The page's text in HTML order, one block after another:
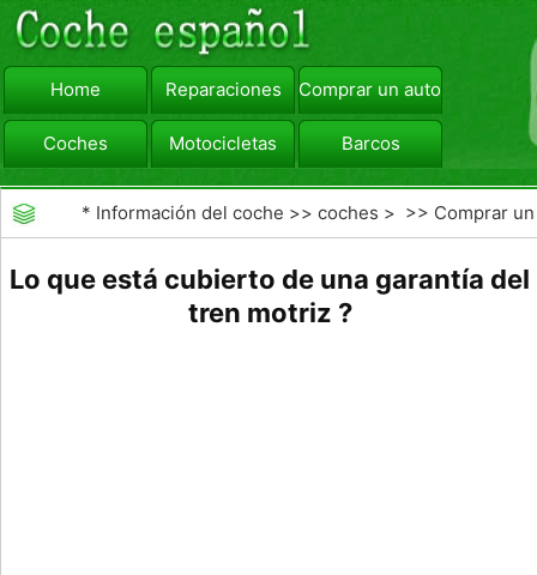
Home Reparaciones Comprar un automóvil
Coches Motocicletas Barcos
viajar Camiones
* Información del coche >>coches > >> Comprar un
Lo que está cubierto de una garantía del
tren motriz ?